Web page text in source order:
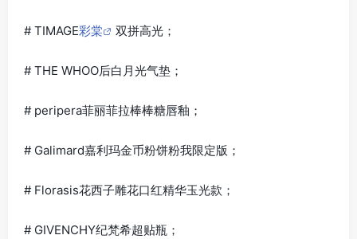
# TIMAGE彩棠 双拼高光；
# THE WHOO后白月光气垫；
# peripera菲丽菲拉棒棒糖唇釉；
# Galimard嘉利玛金币粉饼粉我限定版；
# Florasis花西子雕花口红精华玉光款；
# GIVENCHY纪梵希超贴瓶；